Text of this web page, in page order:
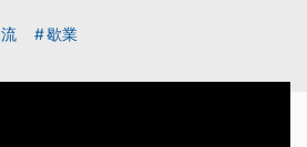
歇業